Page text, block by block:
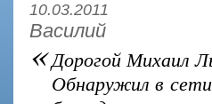
10.03.2011
Василий
«Дорогой Михаил
Обнаружил в